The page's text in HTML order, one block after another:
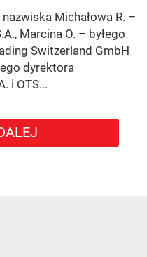
Michałowa R. –
Marcina O. – byłego
Switzerland GmbH
dyrektora
i OTS...